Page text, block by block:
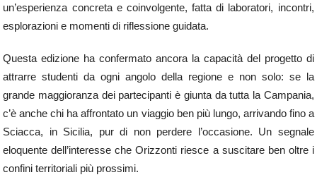
un’esperienza concreta e coinvolgente, fatta di laboratori, incontri,
esplorazioni e momenti di riflessione guidata.
Questa edizione ha confermato ancora la capacità del progetto di
attrarre studenti da ogni angolo della regione e non solo: se la
grande maggioranza dei partecipanti è giunta da tutta la Campania,
c’è anche chi ha affrontato un viaggio ben più lungo, arrivando fino a
Sciacca, in Sicilia, pur di non perdere l’occasione. Un segnale
eloquente dell’interesse che Orizzonti riesce a suscitare ben oltre i
confini territoriali più prossimi.